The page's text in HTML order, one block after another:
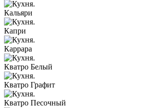
Кальяри
Капри
Каррара
Кватро Белый
Кватро Графит
Кватро Песочный